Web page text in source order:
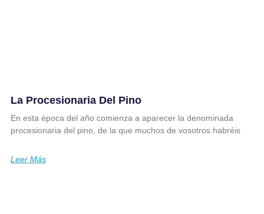
La Procesionaria Del Pino
En esta época del año comienza a aparecer la denominada
procesionaria del pino, de la que muchos de vosotros habréis
Leer Más